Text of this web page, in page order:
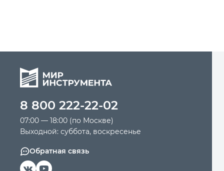
8 800 222-22-02
07:00 — 18:00 (по Москве)
Выходной: суббота, воскресенье
Обратная связь